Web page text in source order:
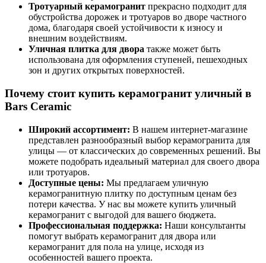
Тротуарный керамогранит прекрасно подходит для
обустройства дорожек и тротуаров во дворе частного
дома, благодаря своей устойчивости к износу и
внешним воздействиям.
Уличная плитка для двора также может быть
использована для оформления ступеней, пешеходных
зон и других открытых поверхностей.
Почему стоит купить керамогранит уличный в
Bars Ceramic
Широкий ассортимент: В нашем интернет-магазине
представлен разнообразный выбор керамогранита для
улицы — от классических до современных решений. Вы
можете подобрать идеальный материал для своего двора
или тротуаров.
Доступные цены: Мы предлагаем уличную
керамогранитную плитку по доступным ценам без
потери качества. У нас вы можете купить уличный
керамогранит с выгодой для вашего бюджета.
Профессиональная поддержка: Наши консультанты
помогут выбрать керамогранит для двора или
керамогранит для пола на улице, исходя из
особенностей вашего проекта.